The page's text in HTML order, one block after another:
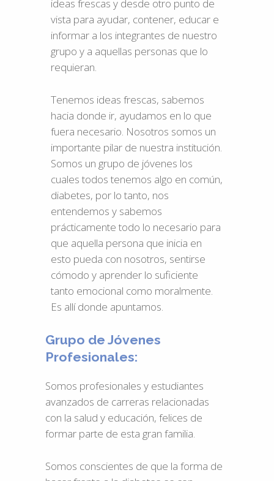
ideas frescas y desde otro punto de
vista para ayudar, contener, educar e
informar a los integrantes de nuestro
grupo y a aquellas personas que lo
requieran.
Tenemos ideas frescas, sabemos
hacia donde ir, ayudamos en lo que
fuera necesario. Nosotros somos un
importante pilar de nuestra institución.
Somos un grupo de jóvenes los
cuales todos tenemos algo en común,
diabetes, por lo tanto, nos
entendemos y sabemos
prácticamente todo lo necesario para
que aquella persona que inicia en
esto pueda con nosotros, sentirse
cómodo y aprender lo suficiente
tanto emocional como moralmente.
Es allí donde apuntamos.
Grupo de Jóvenes
Profesionales:
Somos profesionales y estudiantes
avanzados de carreras relacionadas
con la salud y educación, felices de
formar parte de esta gran familia.
Somos conscientes de que la forma de